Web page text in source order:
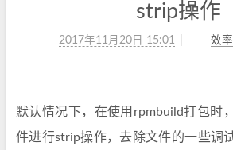
strip操作
2017年11月20日 15:01 效
默认情况下，在使用rpmbuild打包时
件进行strip操作，去除文件的一些调